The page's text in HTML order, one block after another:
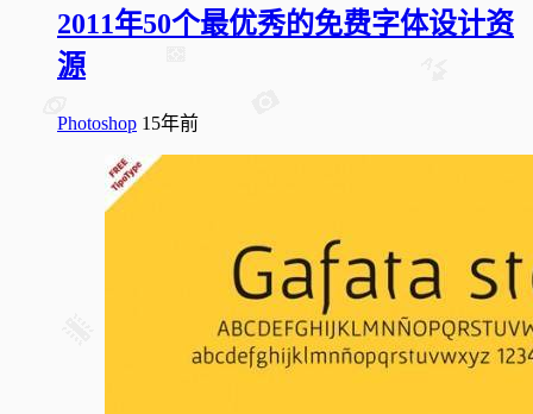
2011年50个最优秀的免费字体设计资
源
Photoshop 15年前